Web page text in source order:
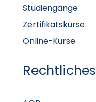
Studiengänge
Zertifikatskurse
Online-Kurse
Rechtliches